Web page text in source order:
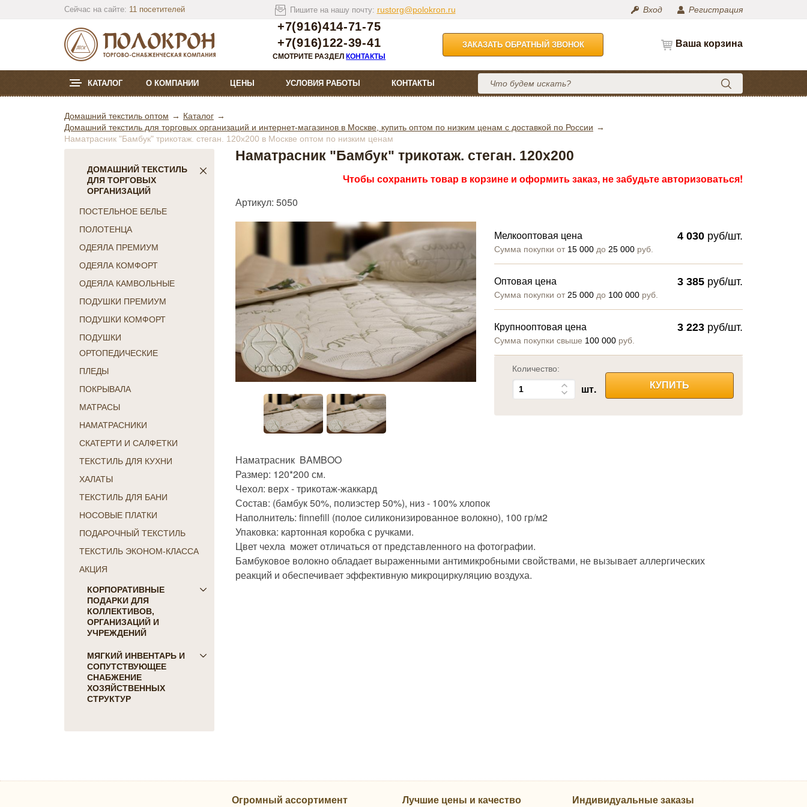
Сейчас на сайте: 11 посетителей Пишите на нашу почту: rustorg@polokron.ru Вход Регистрация
+7(916)414-71-75
+7(916)122-39-41
СМОТРИТЕ РАЗДЕЛКОНТАКТЫ
ЗАКАЗАТЬ ОБРАТНЫЙ ЗВОНОК Ваша корзина
КАТАЛОГ О КОМПАНИИ ЦЕНЫ УСЛОВИЯ РАБОТЫ КОНТАКТЫ
Домашний текстиль оптом
Каталог
Домашний текстиль для торговых организаций и интернет-магазинов в Москве, купить оптом по низким ценам с доставкой по России
Наматрасник "Бамбук" трикотаж. стеган. 120х200 в Москве оптом по низким ценам
ДОМАШНИЙ ТЕКСТИЛЬ
ДЛЯ ТОРГОВЫХ
ОРГАНИЗАЦИЙ
ПОСТЕЛЬНОЕ БЕЛЬЕ
ПОЛОТЕНЦА
ОДЕЯЛА ПРЕМИУМ
ОДЕЯЛА КОМФОРТ
ОДЕЯЛА КАМВОЛЬНЫЕ
ПОДУШКИ ПРЕМИУМ
ПОДУШКИ КОМФОРТ
ПОДУШКИ
ОРТОПЕДИЧЕСКИЕ
ПЛЕДЫ
ПОКРЫВАЛА
МАТРАСЫ
НАМАТРАСНИКИ
СКАТЕРТИ И САЛФЕТКИ
ТЕКСТИЛЬ ДЛЯ КУХНИ
ХАЛАТЫ
ТЕКСТИЛЬ ДЛЯ БАНИ
НОСОВЫЕ ПЛАТКИ
ПОДАРОЧНЫЙ ТЕКСТИЛЬ
ТЕКСТИЛЬ ЭКОНОМ-КЛАССА
АКЦИЯ
КОРПОРАТИВНЫЕ
ПОДАРКИ ДЛЯ
КОЛЛЕКТИВОВ,
ОРГАНИЗАЦИЙ И
УЧРЕЖДЕНИЙ
ПОДАРКИ ДЛЯ КОГО:
Женщинам
Коллегам
Мужчинам
День Победы
МЯГКИЙ ИНВЕНТАРЬ И
СОПУТСТВУЮЩЕЕ
СНАБЖЕНИЕ
ХОЗЯЙСТВЕННЫХ
СТРУКТУР
Наматрасник "Бамбук" трикотаж. стеган. 120х200
Чтобы сохранить товар в корзине и оформить заказ, не забудьте авторизоваться!
Артикул: 5050
Мелкооптовая цена
Сумма покупки от 15 000до 25 000руб.
4 030 руб/шт.
Оптовая цена
Сумма покупки от 25 000до 100 000руб.
3 385 руб/шт.
Крупнооптовая цена
Сумма покупки свыше 100 000руб.
3 223 руб/шт.
Количество:
шт. КУПИТЬ
Наматрасник BAMBOO
Размер: 120*200 см.
Чехол: верх - трикотаж-жаккард
Состав: (бамбук 50%, полиэстер 50%), низ - 100% хлопок
Наполнитель: finnefill (полое силиконизированное волокно), 100 гр/м2
Упаковка: картонная коробка с ручками.
Цвет чехла может отличаться от представленного на фотографии.
Бамбуковое волокно обладает выраженными антимикробными свойствами, не вызывает аллергических
реакций и обеспечивает эффективную микроциркуляцию воздуха.
Огромный ассортимент Лучшие цены и качество Индивидуальные заказы